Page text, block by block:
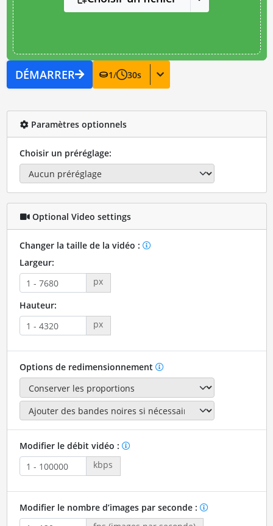
DÉMARRER 1/ 30s
Paramètres optionnels
Choisir un préréglage:
Optional Video settings
Changer la taille de la vidéo :
Largeur:
px
Hauteur:
px
Options de redimensionnement
Modifier le débit vidéo :
kbps
Modifier le nombre d’images par seconde :